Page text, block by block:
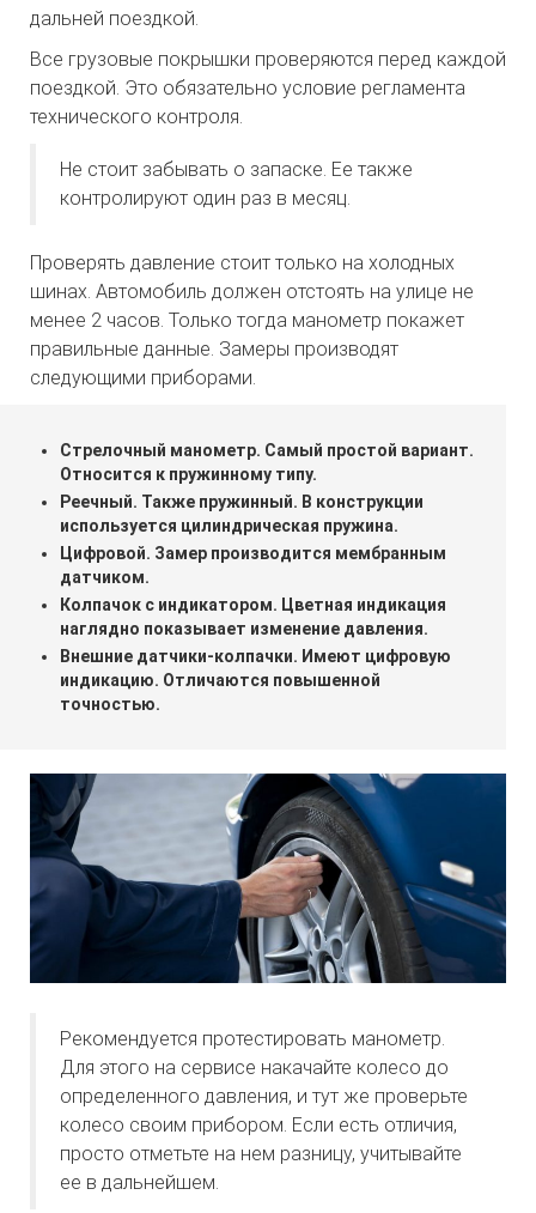
дальней поездкой.
Все грузовые покрышки проверяются перед каждой
поездкой. Это обязательно условие регламента
технического контроля.
Не стоит забывать о запаске. Ее также
контролируют один раз в месяц.
Проверять давление стоит только на холодных
шинах. Автомобиль должен отстоять на улице не
менее 2 часов. Только тогда манометр покажет
правильные данные. Замеры производят
следующими приборами.
Стрелочный манометр. Самый простой вариант.
Относится к пружинному типу.
Реечный. Также пружинный. В конструкции
используется цилиндрическая пружина.
Цифровой. Замер производится мембранным
датчиком.
Колпачок с индикатором. Цветная индикация
наглядно показывает изменение давления.
Внешние датчики-колпачки. Имеют цифровую
индикацию. Отличаются повышенной
точностью.
Рекомендуется протестировать манометр.
Для этого на сервисе накачайте колесо до
определенного давления, и тут же проверьте
колесо своим прибором. Если есть отличия,
просто отметьте на нем разницу, учитывайте
ее в дальнейшем.